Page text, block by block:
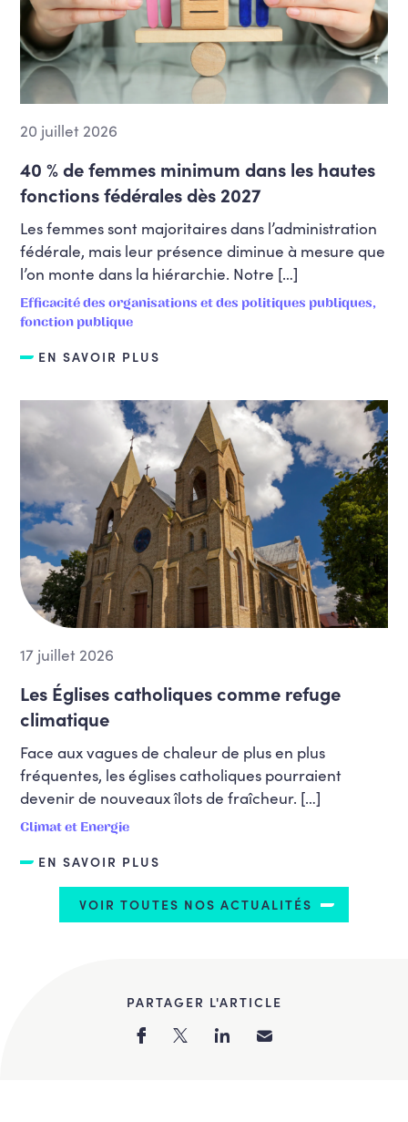
20 juillet 2026
40 % de femmes minimum dans les hautes
fonctions fédérales dès 2027
Les femmes sont majoritaires dans l’administration
fédérale, mais leur présence diminue à mesure que
l’on monte dans la hiérarchie. Notre […]
Efficacité des organisations et des politiques publiques,
fonction publique
EN SAVOIR PLUS
17 juillet 2026
Les Églises catholiques comme refuge
climatique
Face aux vagues de chaleur de plus en plus
fréquentes, les églises catholiques pourraient
devenir de nouveaux îlots de fraîcheur. […]
Climat et Energie
EN SAVOIR PLUS
VOIR TOUTES NOS ACTUALITÉS
PARTAGER L'ARTICLE